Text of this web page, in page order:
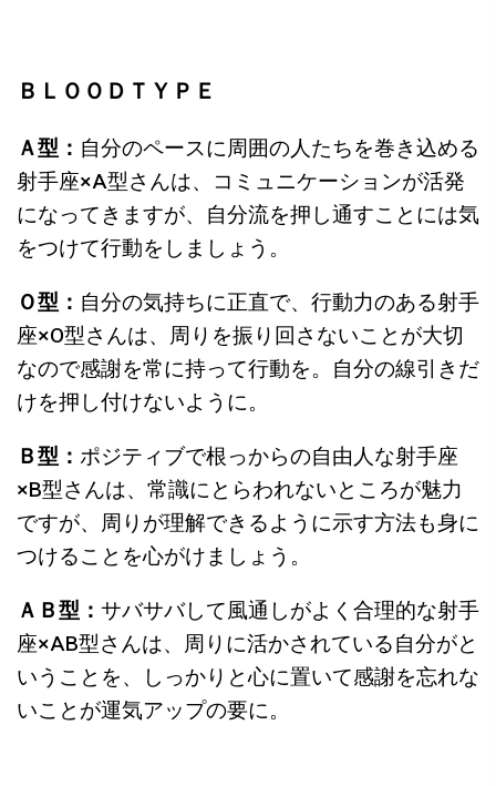
ＢＬＯＯＤＴＹＰＥ
Ａ型： 自分のペースに周囲の人たちを巻き込める
射手座×A型さんは、コミュニケーションが活発
になってきますが、 自分流を押し通すことには気
をつけて行動をしましょう。
Ｏ型： 自分の気持ちに正直で、行動力のある射手
座×O型さんは、周りを振り回さないことが大切
なので感謝を常に持って行動を。 自分の線引きだ
けを押し付けないように。
Ｂ型： ポジティブで根っからの自由人な射手座
×B型さんは、常識にとらわれないところが魅力
ですが、 周りが理解できるように示す方法も身に
つけることを心がけましょ う。
ＡＢ型： サバサバして風通しがよく合理的な射手
座×AB型さんは、周りに活かされている自分がと
いうことを、
しっかりと心に置いて感謝を忘れな
いことが運気アップの要に。